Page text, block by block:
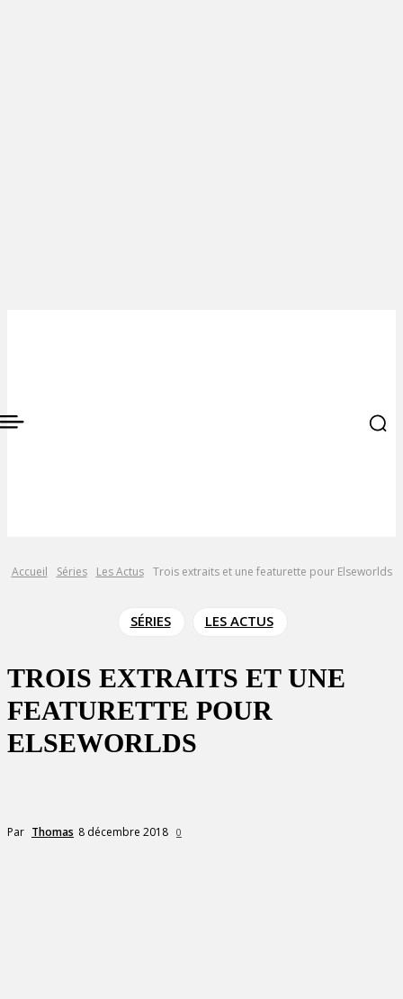
Accueil Séries Les Actus Trois extraits et une featurette pour Elseworlds
SÉRIES LES ACTUS
TROIS EXTRAITS ET UNE
FEATURETTE POUR
ELSEWORLDS
Par Thomas 8 décembre 2018 0